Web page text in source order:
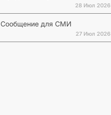
28 Июл 2026
Сообщение для СМИ
27 Июл 2026